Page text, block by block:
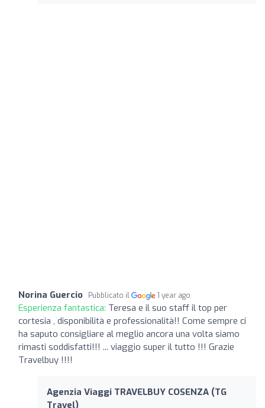
Norina Guercio Pubblicato il 1 year ago
Esperienza fantastica: Teresa e il suo staff il top per
cortesia , disponibilità e professionalità!! Come sempre ci
ha saputo consigliare al meglio ancora una volta siamo
rimasti soddisfatti!!! ... viaggio super il tutto !!! Grazie
Travelbuy !!!!
Agenzia Viaggi TRAVELBUY COSENZA (TG
Travel)